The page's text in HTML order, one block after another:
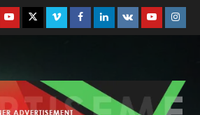
YoutubeTwitterVimeoFacebook
Linkedin
VK Youtube